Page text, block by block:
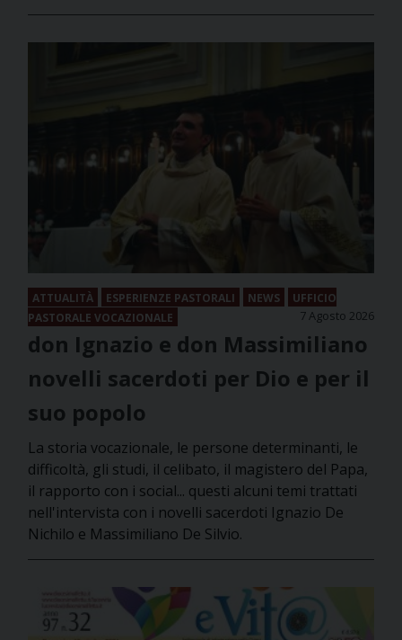
ATTUALITÀ ESPERIENZE PASTORALI NEWS
UFFICIO
PASTORALE VOCAZIONALE
7 Agosto 2026
don Ignazio e don Massimiliano
novelli sacerdoti per Dio e per il
suo popolo
La storia vocazionale, le persone determinanti, le
difficoltà, gli studi, il celibato, il magistero del Papa,
il rapporto con i social... questi alcuni temi trattati
nell'intervista con i novelli sacerdoti Ignazio De
Nichilo e Massimiliano De Silvio.